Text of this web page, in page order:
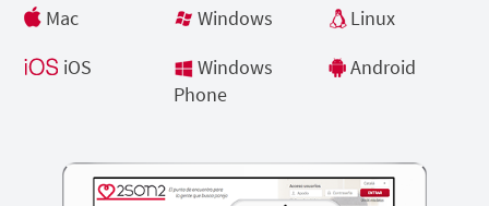
Mac Windows
Linux
iOS
Windows
Phone
Android